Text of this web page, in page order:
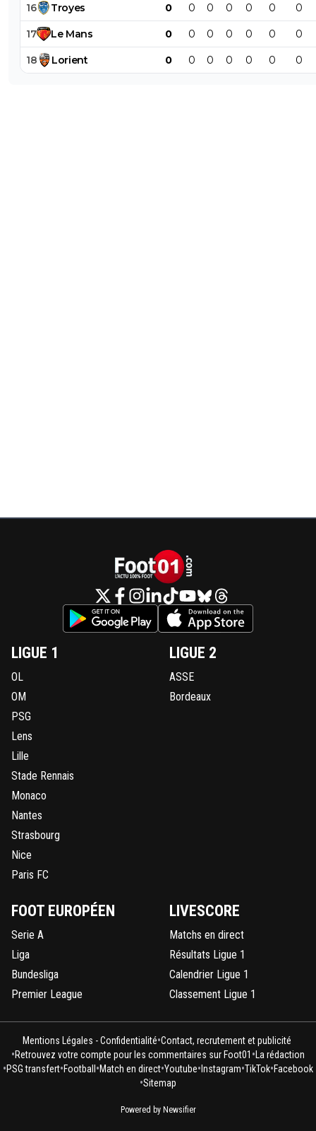
16 Troyes 0 0 0 0 0 0 0
17 Le Mans 0 0 0 0 0 0 0
18 Lorient 0 0 0 0 0 0 0
LIGUE 1
OL
OM
PSG
Lens
Lille
Stade Rennais
Monaco
Nantes
Strasbourg
Nice
Paris FC
LIGUE 2
ASSE
Bordeaux
FOOT EUROPÉEN
Serie A
Liga
Bundesliga
Premier League
LIVESCORE
Matchs en direct
Résultats Ligue 1
Calendrier Ligue 1
Classement Ligue 1
Mentions Légales - Confidentialité•Contact, recrutement et publicité
•Retrouvez votre compte pour les commentaires sur Foot01 •La rédaction
•PSG transfert•Football •Match en direct•Youtube• Instagram•TikTok•Facebook
•Sitemap
Powered by Newsifier